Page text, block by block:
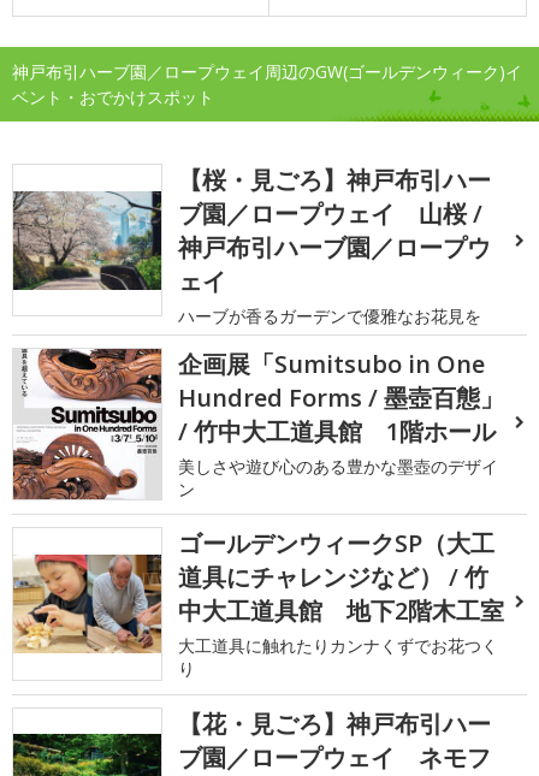
神戸布引ハーブ園／ロープウェイ周辺のGW(ゴールデンウィーク)イ
ベント・おでかけスポット
【桜・見ごろ】神戸布引ハー
ブ園／ロープウェイ 山桜 /
神戸布引ハーブ園／ロープウ
ェイ
ハーブが香るガーデンで優雅なお花見を
企画展「Sumitsubo in One
Hundred Forms / 墨壺百態」
/ 竹中大工道具館 1階ホール
美しさや遊び心のある豊かな墨壺のデザイ
ン
ゴールデンウィークSP（大工
道具にチャレンジなど） / 竹
中大工道具館 地下2階木工室
大工道具に触れたりカンナくずでお花つく
り
【花・見ごろ】神戸布引ハー
ブ園／ロープウェイ ネモフ